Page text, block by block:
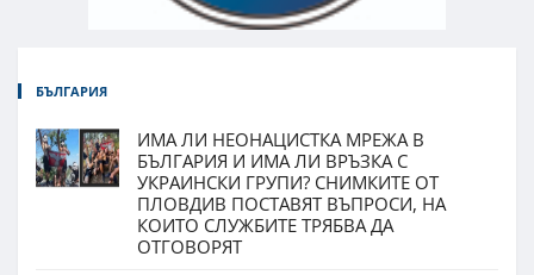
БЪЛГАРИЯ
ИМА ЛИ НЕОНАЦИСТКА МРЕЖА В
БЪЛГАРИЯ И ИМА ЛИ ВРЪЗКА С
УКРАИНСКИ ГРУПИ? СНИМКИТЕ ОТ
ПЛОВДИВ ПОСТАВЯТ ВЪПРОСИ, НА
КОИТО СЛУЖБИТЕ ТРЯБВА ДА
ОТГОВОРЯТ